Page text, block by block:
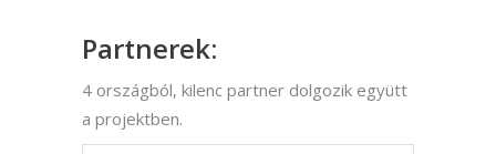
Partnerek:
4 országból, kilenc partner dolgozik együtt
a projektben.